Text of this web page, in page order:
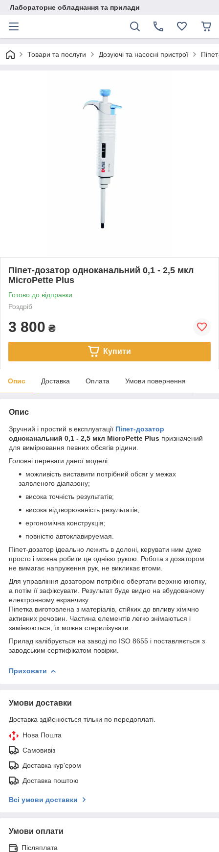
Лабораторне обладнання та прилади
Товари та послуги Дозуючі та насосні пристрої
Піпет-дозатор одноканальний 0,1 - 2,5 мкл
MicroPette Plus
Готово до відправки
Роздріб
3 800 ₴
Купити
Опис Доставка Оплата Умови повернення
Опис
Зручний і простий в експлуатації Піпет-дозатор
одноканальний 0,1 - 2,5 мкл MicroPette Plus призначений
для вимірювання певних обсягів рідини.
Головні переваги даної моделі:
можливість виставити потрібний обсяг у межах
заявленого діапазону;
висока точність результатів;
висока відтворюваність результатів;
ергономічна конструкція;
повністю автоклавируемая.
Піпет-дозатор ідеально лежить в долоні, керувати ним дуже
просто і можна робити це однією рукою. Робота з дозатором
не вимагає напруження рук, не викликає втоми.
Для управління дозатором потрібно обертати верхню кнопку,
а потім її зафіксувати. Результат буде видно на вбудованому
електронному екранчику.
Піпетка виготовлена з матеріалів, стійких до впливу хімічно
активних речовин. Частина елементів легко знімаються і
замінюються, їх можна стерилізувати.
Прилад калібрується на заводі по ISO 8655 і поставляється з
заводським сертифікатом повірки.
Приховати
Умови доставки
Доставка здійснюється тільки по передоплаті.
Нова Пошта
Самовивіз
Доставка кур'єром
Доставка поштою
Всі умови доставки
Умови оплати
Післяплата